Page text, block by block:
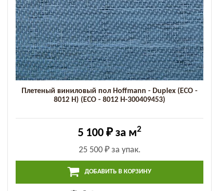
Плетеный виниловый пол Hoffmann - Duplex (ECO -
8012 H) (ECO - 8012 H-300409453)
5 100 ₽ за м2
25 500 ₽за упак.
ДОБАВИТЬ В КОРЗИНУ